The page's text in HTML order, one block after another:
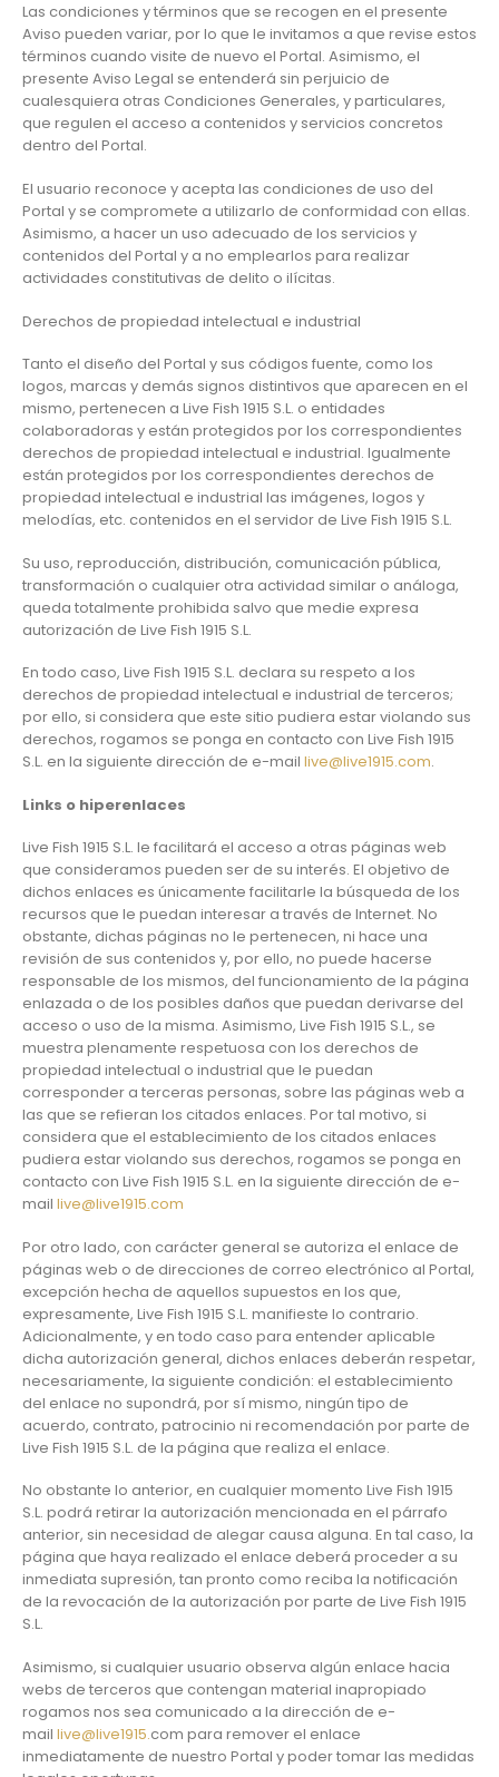
Las condiciones y términos que se recogen en el presente
Aviso pueden variar, por lo que le invitamos a que revise estos
términos cuando visite de nuevo el Portal. Asimismo, el
presente Aviso Legal se entenderá sin perjuicio de
cualesquiera otras Condiciones Generales, y particulares,
que regulen el acceso a contenidos y servicios concretos
dentro del Portal.
El usuario reconoce y acepta las condiciones de uso del
Portal y se compromete a utilizarlo de conformidad con ellas.
Asimismo, a hacer un uso adecuado de los servicios y
contenidos del Portal y a no emplearlos para realizar
actividades constitutivas de delito o ilícitas.
Derechos de propiedad intelectual e industrial
Tanto el diseño del Portal y sus códigos fuente, como los
logos, marcas y demás signos distintivos que aparecen en el
mismo, pertenecen a Live Fish 1915 S.L. o entidades
colaboradoras y están protegidos por los correspondientes
derechos de propiedad intelectual e industrial. Igualmente
están protegidos por los correspondientes derechos de
propiedad intelectual e industrial las imágenes, logos y
melodías, etc. contenidos en el servidor de Live Fish 1915 S.L.
Su uso, reproducción, distribución, comunicación pública,
transformación o cualquier otra actividad similar o análoga,
queda totalmente prohibida salvo que medie expresa
autorización de Live Fish 1915 S.L.
En todo caso, Live Fish 1915 S.L. declara su respeto a los
derechos de propiedad intelectual e industrial de terceros;
por ello, si considera que este sitio pudiera estar violando sus
derechos, rogamos se ponga en contacto con Live Fish 1915
S.L. en la siguiente dirección de e-mail ­­­­­­­­­­­­­ live@live1915.com.
Links o hiperenlaces
Live Fish 1915 S.L. le facilitará el acceso a otras páginas web
que consideramos pueden ser de su interés. El objetivo de
dichos enlaces es únicamente facilitarle la búsqueda de los
recursos que le puedan interesar a través de Internet. No
obstante, dichas páginas no le pertenecen, ni hace una
revisión de sus contenidos y, por ello, no puede hacerse
responsable de los mismos, del funcionamiento de la página
enlazada o de los posibles daños que puedan derivarse del
acceso o uso de la misma. Asimismo, Live Fish 1915 S.L., se
muestra plenamente respetuosa con los derechos de
propiedad intelectual o industrial que le puedan
corresponder a terceras personas, sobre las páginas web a
las que se refieran los citados enlaces. Por tal motivo, si
considera que el establecimiento de los citados enlaces
pudiera estar violando sus derechos, rogamos se ponga en
contacto con Live Fish 1915 S.L. en la siguiente dirección de e-
mail live@live1915.com
Por otro lado, con carácter general se autoriza el enlace de
páginas web o de direcciones de correo electrónico al Portal,
excepción hecha de aquellos supuestos en los que,
expresamente, Live Fish 1915 S.L. manifieste lo contrario.
Adicionalmente, y en todo caso para entender aplicable
dicha autorización general, dichos enlaces deberán respetar,
necesariamente, la siguiente condición: el establecimiento
del enlace no supondrá, por sí mismo, ningún tipo de
acuerdo, contrato, patrocinio ni recomendación por parte de
Live Fish 1915 S.L. de la página que realiza el enlace.
No obstante lo anterior, en cualquier momento Live Fish 1915
S.L. podrá retirar la autorización mencionada en el párrafo
anterior, sin necesidad de alegar causa alguna. En tal caso, la
página que haya realizado el enlace deberá proceder a su
inmediata supresión, tan pronto como reciba la notificación
de la revocación de la autorización por parte de Live Fish 1915
S.L.
Asimismo, si cualquier usuario observa algún enlace hacia
webs de terceros que contengan material inapropiado
rogamos nos sea comunicado a la dirección de e-
mail live@live1915.com para remover el enlace
inmediatamente de nuestro Portal y poder tomar las medidas